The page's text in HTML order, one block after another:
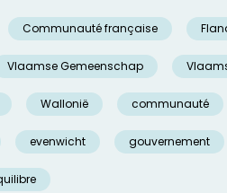
Communauté française
Vlaamse Gemeenschap
Wallonië communauté
evenwicht gouvernement